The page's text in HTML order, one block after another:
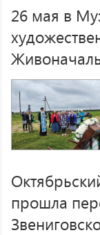
26 мая в
прошла